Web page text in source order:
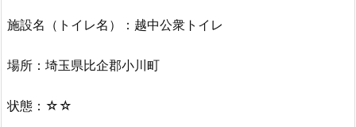
施設名（トイレ名）：越中公衆トイレ
場所：埼玉県比企郡小川町
状態：☆☆